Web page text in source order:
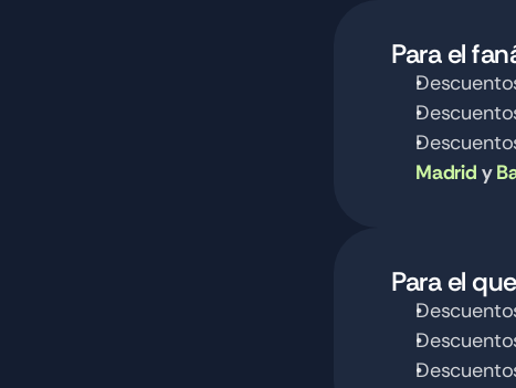
Para el
Madrid y
Para el